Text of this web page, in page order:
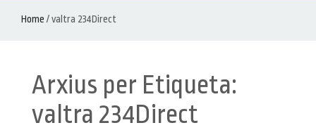
Home /valtra 234Direct
Arxius per Etiqueta:
valtra 234Direct